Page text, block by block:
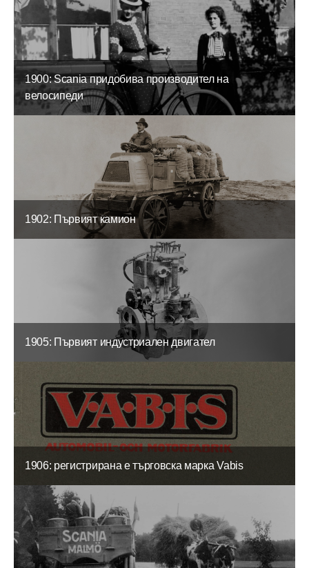
1900: Scania придобива производител на
велосипеди
1902: Първият камион
1905: Първият индустриален двигател
1906: регистрирана е търговска марка Vabis